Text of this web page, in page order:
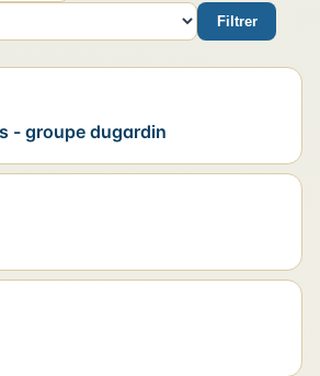
Filtrer
PRÉFÉRENTIEL
- groupe dugardin
SIMPLE
SIMPLE